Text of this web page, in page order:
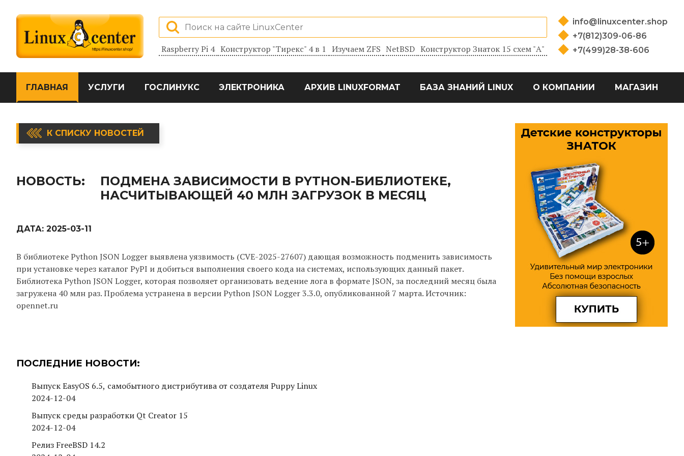
Raspberry Pi 4 Конструктор "Тирекс" 4 в 1 Изучаем ZFS NetBSD Конструктор Знаток 15 схем "А"
info@linuxcenter.shop
+7(812)309-06-86
+7(499)28-38-606
ГЛАВНАЯ УСЛУГИ ГОСЛИНУКС ЭЛЕКТРОНИКА АРХИВ LINUXFORMAT БАЗА ЗНАНИЙ LINUX О КОМПАНИИ МАГАЗИН
К СПИСКУ НОВОСТЕЙ
НОВОСТЬ:
ПОДМЕНА ЗАВИСИМОСТИ В PYTHON-БИБЛИОТЕКЕ,
НАСЧИТЫВАЮЩЕЙ 40 МЛН ЗАГРУЗОК В МЕСЯЦ
ДАТА: 2025-03-11
В библиотеке Python JSON Logger выявлена уязвимость (CVE-2025-27607) дающая возможность подменить зависимость
при установке через каталог PyPI и добиться выполнения своего кода на системах, использующих данный пакет.
Библиотека Python JSON Logger, которая позволяет организовать ведение лога в формате JSON, за последний месяц была
загружена 40 млн раз. Проблема устранена в версии Python JSON Logger 3.3.0, опубликованной 7 марта. Источник:
opennet.ru
ПОСЛЕДНИЕ НОВОСТИ:
Выпуск EasyOS 6.5, самобытного дистрибутива от создателя Puppy Linux
2024-12-04
Выпуск среды разработки Qt Creator 15
2024-12-04
Релиз FreeBSD 14.2